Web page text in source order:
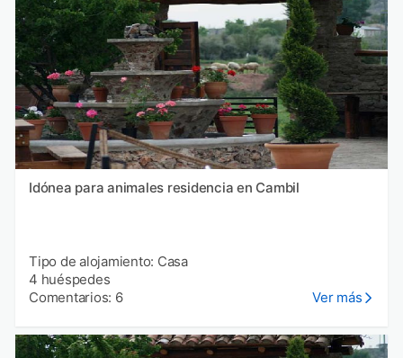
Idónea para animales residencia en Cambil
Tipo de alojamiento: Casa
4 huéspedes
Comentarios: 6
Ver más